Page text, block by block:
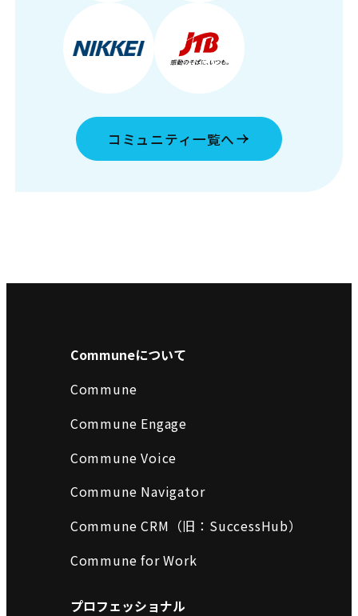
コミュニティ一覧へ
Communeについて
Commune
Commune Engage
Commune Voice
Commune Navigator
Commune CRM（旧：SuccessHub）
Commune for Work
プロフェッショナル